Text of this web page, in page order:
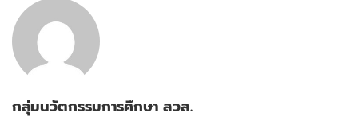
กลุ่มนวัตกรรมการศึกษา สวส.